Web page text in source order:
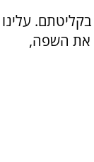
עלינו
את השפה,